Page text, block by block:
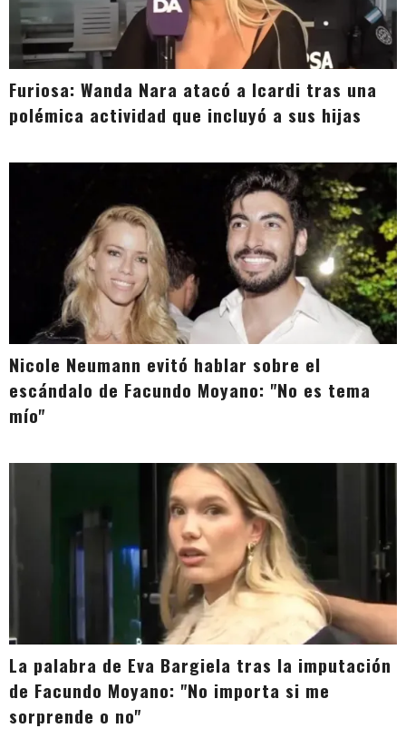
Furiosa: Wanda Nara atacó a Icardi tras una
polémica actividad que incluyó a sus hijas
Nicole Neumann evitó hablar sobre el
escándalo de Facundo Moyano: "No es tema
mío"
La palabra de Eva Bargiela tras la imputación
de Facundo Moyano: "No importa si me
sorprende o no"